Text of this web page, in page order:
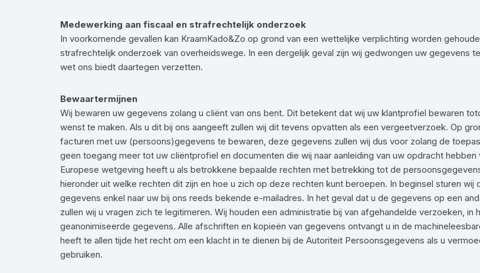
Medewerking aan fiscaal en strafrechtelijk onderzoek
In voorkomende gevallen kan KraamKado&Zo op grond van een wettelijke verplichting worden
strafrechtelijk onderzoek van overheidswege. In een dergelijk geval zijn wij gedwongen uw gegevens
wet ons biedt daartegen verzetten.
Bewaartermijnen
Wij bewaren uw gegevens zolang u cliënt van ons bent. Dit betekent dat wij uw klantprofiel bewaren
wenst te maken. Als u dit bij ons aangeeft zullen wij dit tevens opvatten als een vergeetverzoek. Op
facturen met uw (persoons)gegevens te bewaren, deze gegevens zullen wij dus voor zolang de
geen toegang meer tot uw cliëntprofiel en documenten die wij naar aanleiding van uw opdracht
Europese wetgeving heeft u als betrokkene bepaalde rechten met betrekking tot de
hieronder uit welke rechten dit zijn en hoe u zich op deze rechten kunt beroepen. In beginsel sturen
gegevens enkel naar uw bij ons reeds bekende e-mailadres. In het geval dat u de gegevens op een
zullen wij u vragen zich te legitimeren. Wij houden een administratie bij van afgehandelde verzoeken,
geanonimiseerde gegevens. Alle afschriften en kopieën van gegevens ontvangt u in de
heeft te allen tijde het recht om een klacht in te dienen bij de Autoriteit Persoonsgegevens als u
gebruiken.